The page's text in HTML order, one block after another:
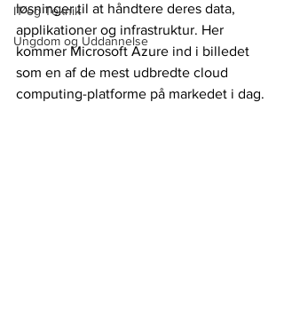
IT og Teknik
Ungdom og Uddannelse
løsninger til at håndtere deres data,
applikationer og infrastruktur. Her
kommer Microsoft Azure ind i billedet
som en af de mest udbredte cloud
computing-platforme på markedet i dag.